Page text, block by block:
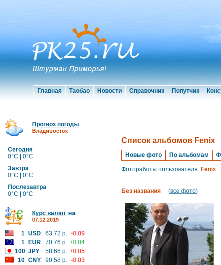
Главная Таобао Новости Справочник Попутчик
Прогноз погоды
Владивосток
Сегодня
0°C | 0°C
Завтра
0°C | 0°C
Послезавтра
0°C | 0°C
Курс валют на
07.12.2019
1 USD: 63.72 р. -0.09
1
EUR: 70.76 р. +0.04
100 JPY : 58.66 р. +0.05
10 CNY: 90.58 р. -0.03
Список альбомов Fenix
Новые фото По альбомам
Фотоработы пользователя Fenix
Без названия (все фото)